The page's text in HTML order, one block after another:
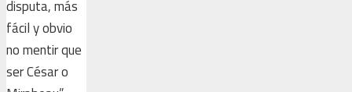
disputa, más
fácil y obvio
no mentir que
ser César o